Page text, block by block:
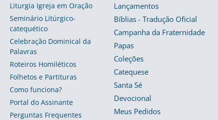
Liturgia Igreja em Oração
Seminário Litúrgico-
catequético
Celebração Dominical da
Palavras
Roteiros Homiléticos
Folhetos e Partituras
Como funciona?
Portal do Assinante
Perguntas Frequentes
Lançamentos
Bíblias - Tradução Oficial
Campanha da Fraternidade
Papas
Coleções
Catequese
Santa Sé
Devocional
Meus Pedidos